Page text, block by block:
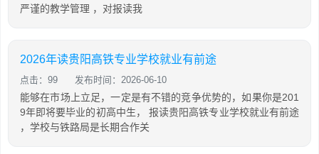
严谨的教学管理 ，对报读我
2026年读贵阳高铁专业学校就业有前途
点击：99 发布时间：2026-06-10
能够在市场上立足，一定是有不错的竞争优势的，如果你是201
9年即将要毕业的初高中生， 报读贵阳高铁专业学校就业有前途
，学校与铁路局是长期合作关